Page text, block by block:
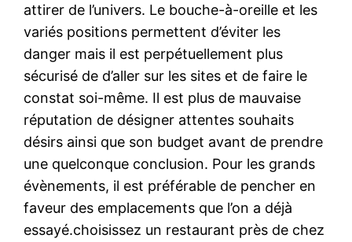
attirer de l’univers. Le bouche-à-oreille et les
variés positions permettent d’éviter les
danger mais il est perpétuellement plus
sécurisé de d’aller sur les sites et de faire le
constat soi-même. Il est plus de mauvaise
réputation de désigner attentes souhaits
désirs ainsi que son budget avant de prendre
une quelconque conclusion. Pour les grands
évènements, il est préférable de pencher en
faveur des emplacements que l’on a déjà
essayé.choisissez un restaurant près de chez